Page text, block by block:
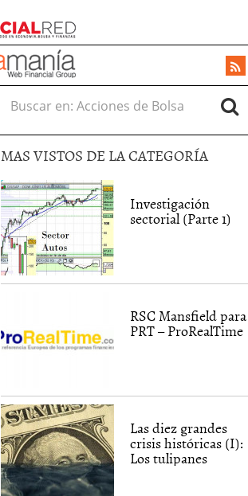
Buscar en:
MAS VISTOS DE LA CATEGORÍA
Investigación
sectorial (Parte 1)
RSC Mansfield para
PRT – ProRealTime
Las diez grandes
crisis históricas (I):
Los tulipanes